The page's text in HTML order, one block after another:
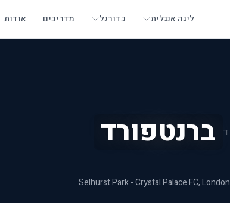
ליגה אנגלית כדורגל מדריכים אודות
ברנטפורד
Selhurst Park - Crystal Palace FC, London